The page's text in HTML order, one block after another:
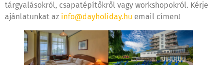
tárgyalásokról, csapatépítőkről vagy workshopokról. Kérje
ajánlatunkat az info@dayholiday.hu email címen!